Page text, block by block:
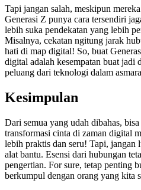
Tapi jangan salah, meskipun
Generasi Z punya cara tersendiri
lebih suka pendekatan yang lebih
Misalnya, cekatan ngitung jarak
hati di map digital! So, buat
digital adalah kesempatan buat jadi
peluang dari teknologi dalam
Kesimpulan
Dari semua yang udah dibahas,
transformasi cinta di zaman digital
lebih praktis dan seru! Tapi, jangan
alat bantu. Esensi dari hubungan
pengertian. For sure, tetap penting
berkumpul dengan orang yang kita